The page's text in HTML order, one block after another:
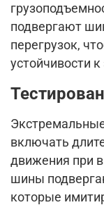
подвергают
перегрузок,
устойчивости
включать
движения при
шины
которые